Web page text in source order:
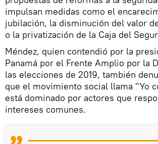
impulsan medidas como el
jubilación, la disminución del valor
o la privatización de la Caja del
Méndez, quien contendió por la
Panamá por el Frente Amplio por la
las elecciones de 2019, también
que el movimiento social llama "Yo
está dominado por actores que
intereses comunes.